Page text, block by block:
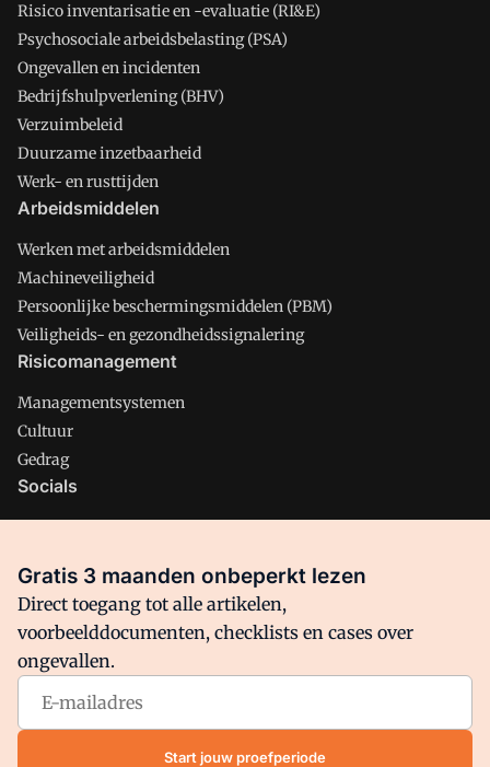
Risico inventarisatie en -evaluatie (RI&E)
Psychosociale arbeidsbelasting (PSA)
Ongevallen en incidenten
Bedrijfshulpverlening (BHV)
Verzuimbeleid
Duurzame inzetbaarheid
Werk- en rusttijden
Arbeidsmiddelen
Werken met arbeidsmiddelen
Machineveiligheid
Persoonlijke beschermingsmiddelen (PBM)
Veiligheids- en gezondheidssignalering
Risicomanagement
Managementsystemen
Cultuur
Gedrag
Socials
Facebook
Arbo is onderdeel van VMN media. Lees inons manifestwaar
VMN media voor staat. Op gebruik van deze site zijn de
volgende regelingen van toepassing:Algemene Voorwaarden
Privacy en Cookie beleid|Privacy instellingen
Gratis 3 maanden onbeperkt lezen
Direct toegang tot alle artikelen,
voorbeelddocumenten, checklists en cases over
ongevallen.
Start jouw proefperiode